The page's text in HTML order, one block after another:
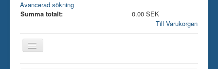
Avancerad sökning
Summa totalt:
0.00 SEK
Till Varukorgen